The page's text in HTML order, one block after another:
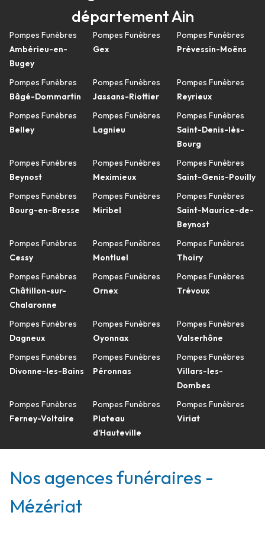
département Ain
Pompes Funèbres
Ambérieu-en-
Bugey
Pompes Funèbres
Bâgé-Dommartin
Pompes Funèbres
Belley
Pompes Funèbres
Beynost
Pompes Funèbres
Bourg-en-Bresse
Pompes Funèbres
Cessy
Pompes Funèbres
Châtillon-sur-
Chalaronne
Pompes Funèbres
Dagneux
Pompes Funèbres
Divonne-les-Bains
Pompes Funèbres
Ferney-Voltaire
Pompes Funèbres
Gex
Pompes Funèbres
Jassans-Riottier
Pompes Funèbres
Lagnieu
Pompes Funèbres
Meximieux
Pompes Funèbres
Miribel
Pompes Funèbres
Montluel
Pompes Funèbres
Ornex
Pompes Funèbres
Oyonnax
Pompes Funèbres
Péronnas
Pompes Funèbres
Plateau
d'Hauteville
Pompes Funèbres
Prévessin-Moëns
Pompes Funèbres
Reyrieux
Pompes Funèbres
Saint-Denis-lès-
Bourg
Pompes Funèbres
Saint-Genis-Pouilly
Pompes Funèbres
Saint-Maurice-de-
Beynost
Pompes Funèbres
Thoiry
Pompes Funèbres
Trévoux
Pompes Funèbres
Valserhône
Pompes Funèbres
Villars-les-
Dombes
Pompes Funèbres
Viriat
Nos agences funéraires -
Mézériat